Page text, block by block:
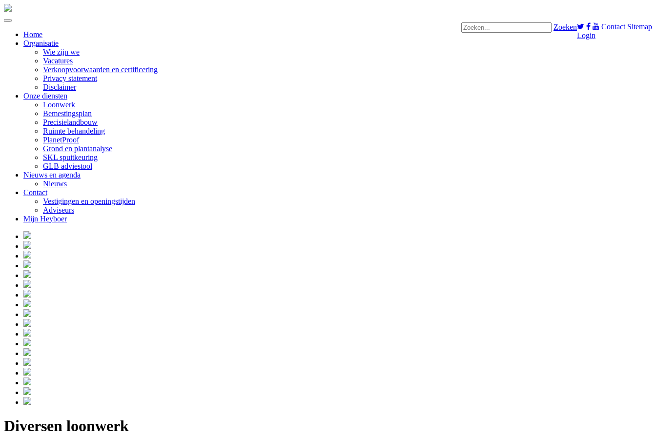
Contact Sitemap
Login
Zoeken
Home
Organisatie
Wie zijn we
Vacatures
Verkoopvoorwaarden en certificering
Privacy statement
Disclaimer
Onze diensten
Loonwerk
Bemestingsplan
Precisielandbouw
Ruimte behandeling
PlanetProof
Grond en plantanalyse
SKL spuitkeuring
GLB adviestool
Nieuws en agenda
Nieuws
Contact
Vestigingen en openingstijden
Adviseurs
Mijn Heyboer
Diversen loonwerk